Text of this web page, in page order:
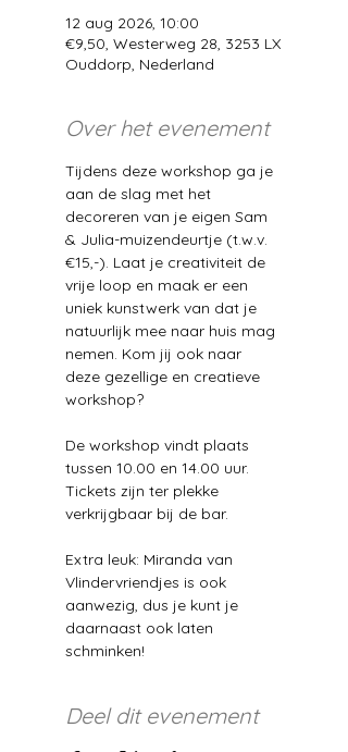
12 aug 2026, 10:00
€9,50, Westerweg 28, 3253 LX
Ouddorp, Nederland
Over het evenement
Tijdens deze workshop ga je
aan de slag met het
decoreren van je eigen Sam
& Julia-muizendeurtje (t.w.v.
€15,-). Laat je creativiteit de
vrije loop en maak er een
uniek kunstwerk van dat je
natuurlijk mee naar huis mag
nemen. Kom jij ook naar
deze gezellige en creatieve
workshop?
De workshop vindt plaats
tussen 10.00 en 14.00 uur.
Tickets zijn ter plekke
verkrijgbaar bij de bar.
Extra leuk: Miranda van
Vlindervriendjes is ook
aanwezig, dus je kunt je
daarnaast ook laten
schminken!
Deel dit evenement